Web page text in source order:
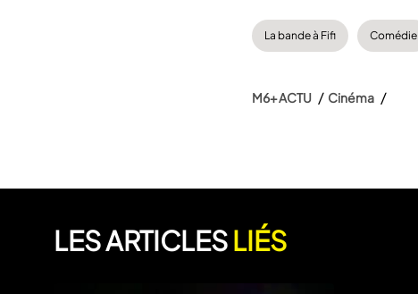
La bande à Fifi Comédie
M6+ ACTU Cinéma
LES ARTICLESLIÉS